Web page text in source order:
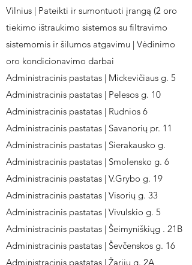
Vilnius | Pateikti ir sumontuoti įrangą (2 oro
tiekimo ištraukimo sistemos su filtravimo
sistemomis ir šilumos atgavimu | Vėdinimo
oro kondicionavimo darbai
Administracinis pastatas | Mickevičiaus g. 5
Administracinis pastatas | Pelesos g. 10
Administracinis pastatas | Rudnios 6
Administracinis pastatas | Savanorių pr. 11
Administracinis pastatas | Sierakausko g.
Administracinis pastatas | Smolensko g. 6
Administracinis pastatas | V.Grybo g. 19
Administracinis pastatas | Visorių g. 33
Administracinis pastatas | Vivulskio g. 5
Administracinis pastatas | Šeimyniškiųg . 21B
Administracinis pastatas | Ševčenskos g. 16
Administracinis pastatas | Žarijų g. 2A